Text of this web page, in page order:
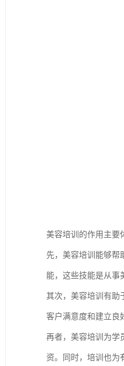
美容培训的作用主要
先，美容培训能够帮
能，这些技能是从事
其次，美容培训有助
客户满意度和建立良
再者，美容培训为学
资。同时，培训也为